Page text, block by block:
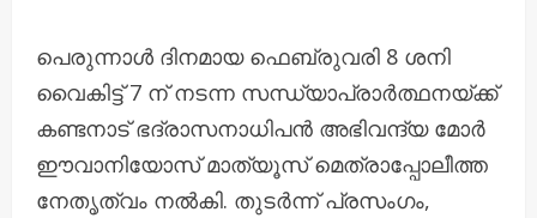
പെരുന്നാൾ ദിനമായ ഫെബ്രുവരി 8 ശനി
വൈകിട്ട് 7 ന് നടന്ന സന്ധ്യാപ്രാർത്ഥനയ്ക്ക്
കണ്ടനാട് ഭദ്രാസനാധിപൻ അഭിവന്ദ്യ മോർ
ഈവാനിയോസ് മാത്യൂസ് മെത്രാപ്പോലീത്ത
നേതൃത്വം നൽകി. തുടർന്ന് പ്രസംഗം,